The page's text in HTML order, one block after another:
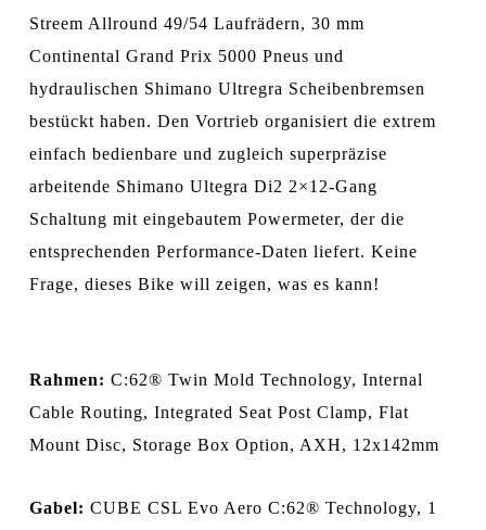
Streem Allround 49/54 Laufrädern, 30 mm
Continental Grand Prix 5000 Pneus und
hydraulischen Shimano Ultregra Scheibenbremsen
bestückt haben. Den Vortrieb organisiert die extrem
einfach bedienbare und zugleich superpräzise
arbeitende Shimano Ultegra Di2 2×12-Gang
Schaltung mit eingebautem Powermeter, der die
entsprechenden Performance-Daten liefert. Keine
Frage, dieses Bike will zeigen, was es kann!
Rahmen: C:62® Twin Mold Technology, Internal
Cable Routing, Integrated Seat Post Clamp, Flat
Mount Disc, Storage Box Option, AXH, 12x142mm
Gabel: CUBE CSL Evo Aero C:62® Technology, 1